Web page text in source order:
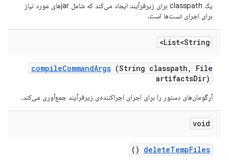
یک classpath برای زیرفرآیند ایجاد می‌کند که شامل jarهای مورد نیاز
برای اجرای تست‌ها است.
List<String>
compileCommandArgs (String classpath ,
File
artifactsDir)
آرگومان‌های دستور را برای اجرای اجراکننده‌ی زیرفرآیند جمع‌آوری می‌کند.
void
deleteTempFiles
()